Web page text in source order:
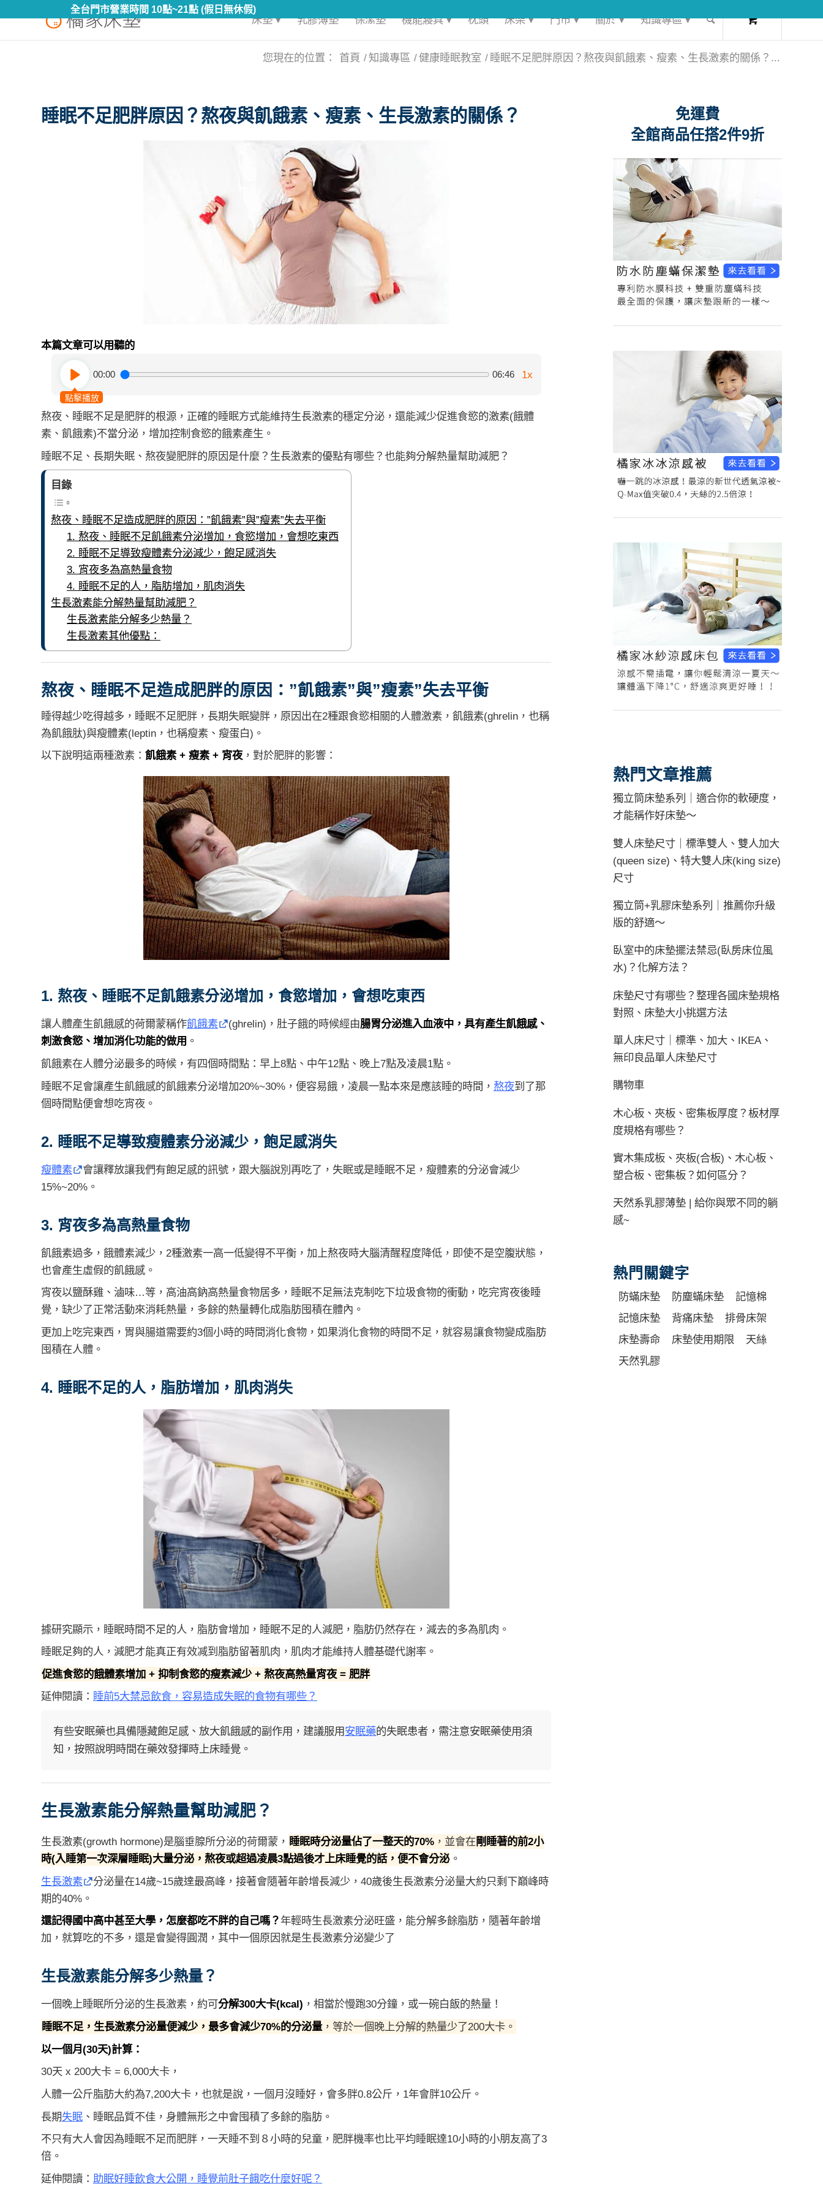
全台門市營業時間 10點~21點 (假日無休假)
床墊 ▾ 乳膠薄墊 保潔墊 機能寢具 ▾ 枕頭 床架 ▾ 門市 ▾ 關於 ▾ 知識專區 ▾
您現在的位置： 首頁 /知識專區 /健康睡眠教室 / 睡眠不足肥胖原因？熬夜與飢餓素、瘦素、生長激素的關係？...
睡眠不足肥胖原因？熬夜與飢餓素、瘦素、生長激素的關係？
本篇文章可以用聽的
點擊播放
00:00 06:46 1x
熬夜、睡眠不足是肥胖的根源，正確的睡眠方式能維持生長激素的穩定分泌，還能減少促進食慾的激素(餓體
素、飢餓素)不當分泌，增加控制食慾的餓素產生。
睡眠不足、長期失眠、熬夜變肥胖的原因是什麼？生長激素的優點有哪些？也能夠分解熱量幫助減肥？
目錄
熬夜、睡眠不足造成肥胖的原因：”飢餓素”與”瘦素”失去平衡
1. 熬夜、睡眠不足飢餓素分泌增加，食慾增加，會想吃東西
2. 睡眠不足導致瘦體素分泌減少，飽足感消失
3. 宵夜多為高熱量食物
4. 睡眠不足的人，脂肪增加，肌肉消失
生長激素能分解熱量幫助減肥？
生長激素能分解多少熱量？
生長激素其他優點：
熬夜、睡眠不足造成肥胖的原因：”飢餓素”與”瘦素”失去平衡
睡得越少吃得越多，睡眠不足肥胖，長期失眠變胖，原因出在2種跟食慾相關的人體激素， 飢餓素(ghrelin，也稱
為飢餓肽)與瘦體素(leptin，也稱瘦素、瘦蛋白)。
以下說明這兩種激素： 飢餓素 + 瘦素 + 宵夜 ，對於肥胖的影響：
1. 熬夜、睡眠不足飢餓素分泌增加，食慾增加，會想吃東西
讓人體產生飢餓感的荷爾蒙稱作飢餓素 (ghrelin)，肚子餓的時候經由腸胃分泌進入血液中，具有產生飢餓感、
刺激食慾、增加消化功能的做用 。
飢餓素在人體分泌最多的時候，有四個時間點：早上8點、中午12點、晚上7點及凌晨1點。
睡眠不足會讓產生飢餓感的飢餓素分泌增加20%~30%，便容易餓，凌晨一點本來是應該睡的時間， 熬夜到了那
個時間點便會想吃宵夜。
2. 睡眠不足導致瘦體素分泌減少，飽足感消失
瘦體素
會讓釋放讓我們有飽足感的訊號，跟大腦說別再吃了，失眠或是睡眠不足，瘦體素的分泌會減少
15%~20%。
3. 宵夜多為高熱量食物
飢餓素過多，餓體素減少，2種激素一高一低變得不平衡，加上熬夜時大腦清醒程度降低，即使不是空腹狀態，
也會產生虛假的飢餓感。
宵夜以鹽酥雞、滷味…等，高油高鈉高熱量食物居多，睡眠不足無法克制吃下垃圾食物的衝動，吃完宵夜後睡
覺，缺少了正常活動來消耗熱量，多餘的熱量轉化成脂肪囤積在體內。
更加上吃完東西，胃與腸道需要約3個小時的時間消化食物，如果消化食物的時間不足，就容易讓食物變成脂肪
囤積在人體。
4. 睡眠不足的人，脂肪增加，肌肉消失
據研究顯示，睡眠時間不足的人，脂肪會增加，睡眠不足的人減肥，脂肪仍然存在，減去的多為肌肉。
睡眠足夠的人，減肥才能真正有效减到脂肪留著肌肉，肌肉才能維持人體基礎代謝率。
促進食慾的餓體素增加 + 抑制食慾的瘦素減少 + 熬夜高熱量宵夜 = 肥胖
延伸閱讀： 睡前5大禁忌飲食，容易造成失眠的食物有哪些？
有些安眠藥也具備隱藏飽足感、放大飢餓感的副作用，建議服用 安眠藥的失眠患者，需注意安眠藥使用須
知，按照說明時間在藥效發揮時上床睡覺。
生長激素能分解熱量幫助減肥？
生長激素(growth hormone)是腦垂腺所分泌的荷爾蒙， 睡眠時分泌量佔了一整天的70% ，並會在剛睡著的前2小
時(入睡第一次深層睡眠)大量分泌，熬夜或超過凌晨3點過後才上床睡覺的話，便不會分泌 。
生長激素
分泌量在14歲~15歲達最高峰，接著會隨著年齡增長減少，40歲後生長激素分泌量大約只剩下巔峰時
期的40%。
還記得國中高中甚至大學，怎麼都吃不胖的自己嗎？年輕時生長激素分泌旺盛，能分解多餘脂肪，隨著年齡增
加，就算吃的不多，還是會變得圓潤，其中一個原因就是生長激素分泌變少了
生長激素能分解多少熱量？
一個晚上睡眠所分泌的生長激素，約可 分解300大卡(kcal) ，相當於慢跑30分鐘，或一碗白飯的熱量！
睡眠不足，生長激素分泌量便減少，最多會減少70%的分泌量，等於一個晚上分解的熱量少了200大卡。
以一個月(30天)計算：
30天 x 200大卡 = 6,000大卡，
人體一公斤脂肪大約為7,200大卡，也就是說，一個月沒睡好，會多胖0.8公斤，1年會胖10公斤。
長期失眠 、睡眠品質不佳，身體無形之中會囤積了多餘的脂肪。
不只有大人會因為睡眠不足而肥胖，一天睡不到８小時的兒童，肥胖機率也比平均睡眠達10小時的小朋友高了3
倍。
延伸閱讀： 助眠好睡飲食大公開，睡覺前肚子餓吃什麼好呢？
免運費
全館商品任搭2件9折
熱門文章推薦
獨立筒床墊系列｜適合你的軟硬度，
才能稱作好床墊～
雙人床墊尺寸｜標準雙人、雙人加大
(queen size)、特大雙人床(king size)
尺寸
獨立筒+乳膠床墊系列｜推薦你升級
版的舒適～
臥室中的床墊擺法禁忌(臥房床位風
水)？化解方法？
床墊尺寸有哪些？整理各國床墊規格
對照、床墊大小挑選方法
單人床尺寸｜標準、加大、IKEA、
無印良品單人床墊尺寸
購物車
木心板、夾板、密集板厚度？板材厚
度規格有哪些？
實木集成板、夾板(合板)、木心板、
塑合板、密集板？如何區分？
天然系乳膠薄墊 | 給你與眾不同的躺
感~
熱門關鍵字
防蟎床墊 防塵蟎床墊
記憶棉
記憶床墊
背痛床墊
排骨床架
床墊壽命
床墊使用期限
天絲
天然乳膠